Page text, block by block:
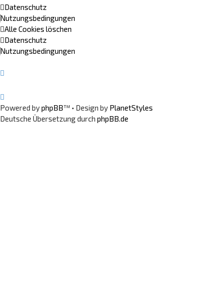
Datenschutz
Nutzungsbedingungen
Alle Cookies löschen
Datenschutz
Nutzungsbedingungen
Powered byphpBB™ • Design by PlanetStyles
Deutsche Übersetzung durch phpBB.de